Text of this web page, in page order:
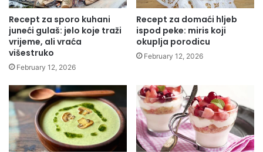
Recept za sporo kuhani
juneći gulaš: jelo koje traži
vrijeme, ali vraća
višestruko
February 12, 2026
Recept za domaći hljeb
ispod peke: miris koji
okuplja porodicu
February 12, 2026